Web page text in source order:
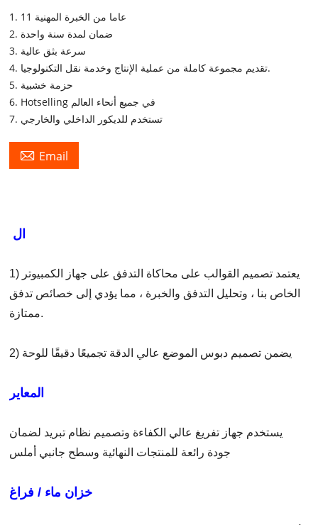
1. 11 عاما من الخبرة المهنية
2. ضمان لمدة سنة واحدة
3. سرعة بثق عالية
4. تقديم مجموعة كاملة من عملية الإنتاج وخدمة نقل التكنولوجيا.
5. حزمة خشبية
6. Hotselling في جميع أنحاء العالم
7. تستخدم للديكور الداخلي والخارجي
 Email
ال
1) يعتمد تصميم القوالب على محاكاة التدفق على جهاز الكمبيوتر
الخاص بنا ، وتحليل التدفق والخبرة ، مما يؤدي إلى خصائص تدفق
ممتازة.
2) يضمن تصميم دبوس الموضع عالي الدقة تجميعًا دقيقًا للوحة
المعاير
يستخدم جهاز تفريغ عالي الكفاءة وتصميم نظام تبريد لضمان
جودة رائعة للمنتجات النهائية وسطح جانبي أملس
خزان ماء / فراغ